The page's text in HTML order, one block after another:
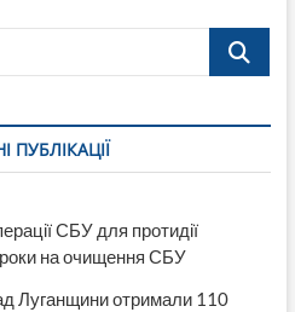
Поиск…
ПУБЛІКАЦІЇ
СБУ для протидії
кроки на очищення СБУ
Луганщини отримали 110